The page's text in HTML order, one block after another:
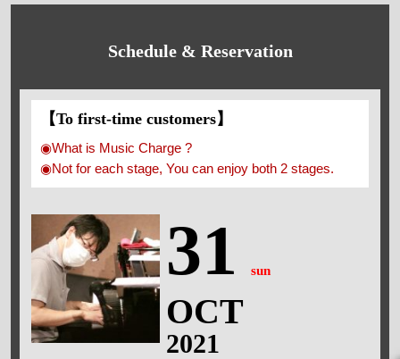
Schedule & Reservation
【To first-time customers】
◉What is Music Charge ?
◉Not for each stage, You can enjoy both 2 stages.
31 sun
OCT
2021